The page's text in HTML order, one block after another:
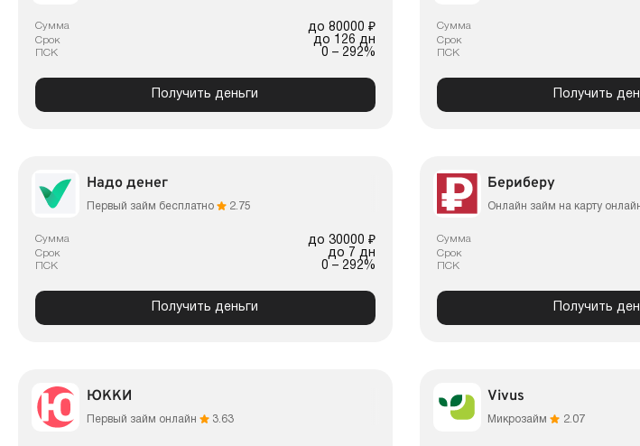
Сумма до 80000 ₽
Срок до 126 дн
ПСК 0 – 292%
Получить деньги
Сумма
Срок
ПСК
Получить
Надо денег
Первый займ бесплатно 2.75
Сумма до 30000 ₽
Срок до 7 дн
ПСК 0 – 292%
Получить деньги
Бериберу
Онлайн займ на карту
Сумма
Срок
ПСК
Получить
ЮККИ
Первый займ онлайн 3.63
Vivus
Микрозайм 2.07